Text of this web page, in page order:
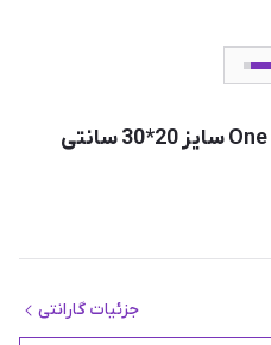
تابلو زدتیک وان پیس One Piece سایز 20*30 سانتی
جزئیات گارانتی